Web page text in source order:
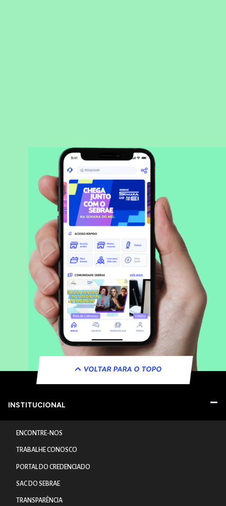
VOLTAR PARA O TOPO
INSTITUCIONAL
ENCONTRE-NOS
TRABALHE CONOSCO
PORTAL DO CREDENCIADO
SAC DO SEBRAE
TRANSPARÊNCIA